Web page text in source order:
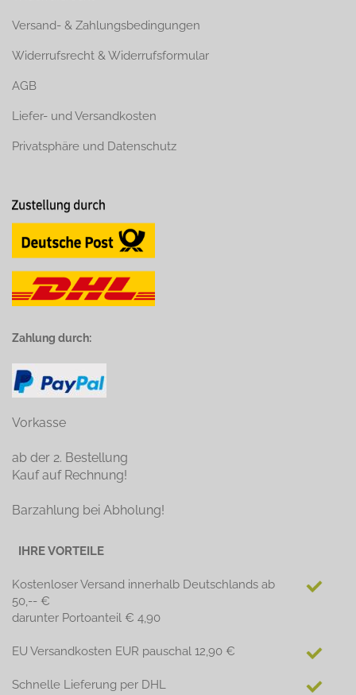
Versand- & Zahlungsbedingungen
Widerrufsrecht & Widerrufsformular
AGB
Liefer- und Versandkosten
Privatsphäre und Datenschutz
Zahlung durch:
Vorkasse
ab der 2. Bestellung
Kauf auf Rechnung!
Barzahlung bei Abholung!
IHRE VORTEILE
Kostenloser Versand innerhalb Deutschlands ab
50,-- €
darunter Portoanteil € 4,90
EU Versandkosten EUR pauschal 12,90 €
Schnelle Lieferung per DHL